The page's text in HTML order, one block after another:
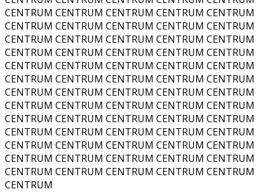
CENTRUM CENTRUM CENTRUM CENTRUM CENTRUM
CENTRUM CENTRUM CENTRUM CENTRUM CENTRUM
CENTRUM CENTRUM CENTRUM CENTRUM CENTRUM
CENTRUM CENTRUM CENTRUM CENTRUM CENTRUM
CENTRUM CENTRUM CENTRUM CENTRUM CENTRUM
CENTRUM CENTRUM CENTRUM CENTRUM CENTRUM
CENTRUM CENTRUM CENTRUM CENTRUM CENTRUM
CENTRUM CENTRUM CENTRUM CENTRUM CENTRUM
CENTRUM CENTRUM CENTRUM CENTRUM CENTRUM
CENTRUM CENTRUM CENTRUM CENTRUM CENTRUM
CENTRUM CENTRUM CENTRUM CENTRUM CENTRUM
CENTRUM CENTRUM CENTRUM CENTRUM CENTRUM
CENTRUM CENTRUM CENTRUM CENTRUM CENTRUM
CENTRUM